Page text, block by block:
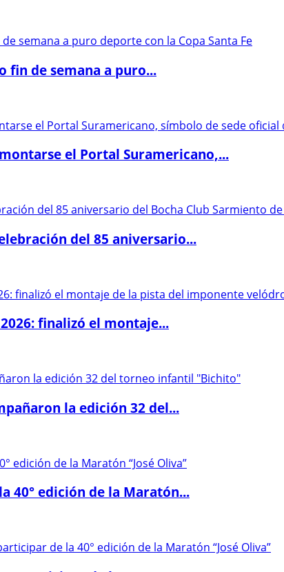
de semana a puro...
el Portal Suramericano,...
del 85 aniversario...
finalizó el montaje...
la edición 32 del...
40° edición de la Maratón...